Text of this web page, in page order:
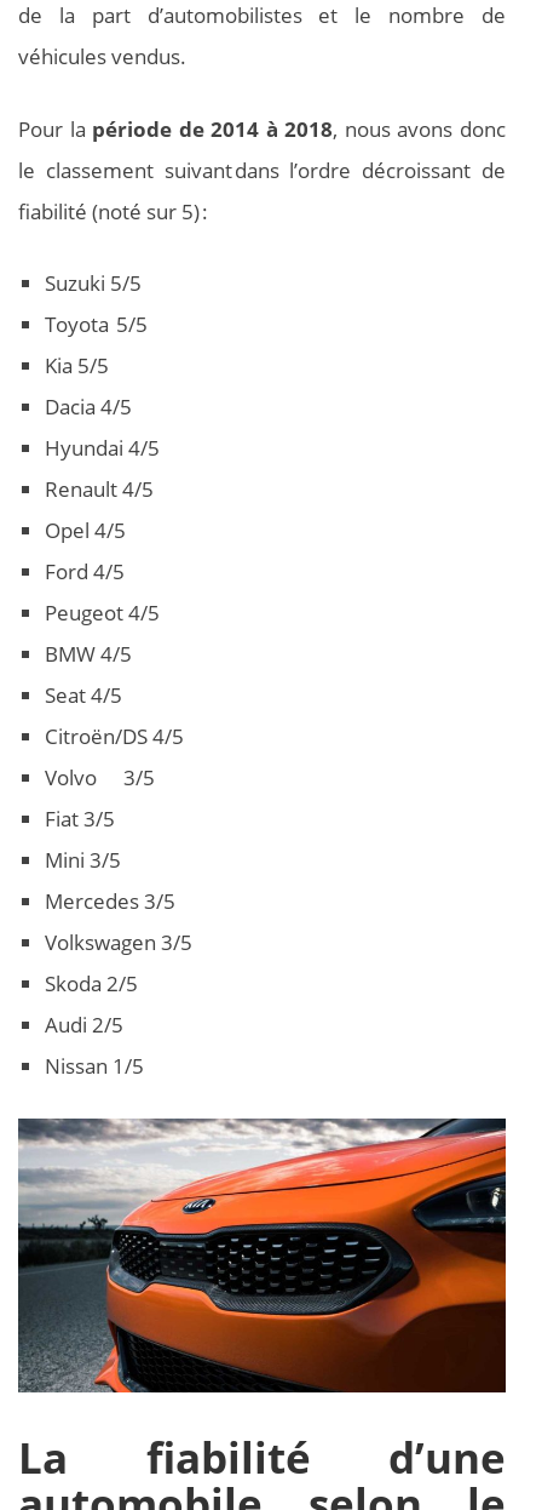
de la part d’automobilistes et le nombre de
véhicules vendus.
Pour la période de 2014 à 2018, nous avons donc
le classement suivant dans l’ordre décroissant de
fiabilité (noté sur 5) :
Suzuki 5/5
Toyota 5/5
Kia 5/5
Dacia 4/5
Hyundai 4/5
Renault 4/5
Opel 4/5
Ford 4/5
Peugeot 4/5
BMW 4/5
Seat 4/5
Citroën/DS 4/5
Volvo 3/5
Fiat 3/5
Mini 3/5
Mercedes 3/5
Volkswagen 3/5
Skoda 2/5
Audi 2/5
Nissan 1/5
La fiabilité d’une